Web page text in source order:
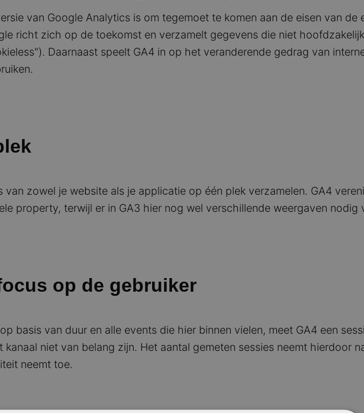
van Google Analytics is om tegemoet te komen aan de eisen van de
richt zich op de toekomst en verzamelt gegevens die niet
Daarnaast speelt GA4 in op het veranderende gedrag van
zowel je website als je applicatie op één plek verzamelen. GA4
property, terwijl er in GA3 hier nog wel verschillende weergaven nodig
op de gebruiker
basis van duur en alle events die hier binnen vielen, meet GA4 een
niet van belang zijn. Het aantal gemeten sessies neemt hierdoor
neemt toe.